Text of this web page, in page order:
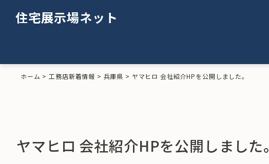
住宅展示場ネット
ホーム >工務店新着情報 > 兵庫県 > ヤマヒロ 会社紹介HPを公開しました。
ヤマヒロ 会社紹介HPを公開しました。